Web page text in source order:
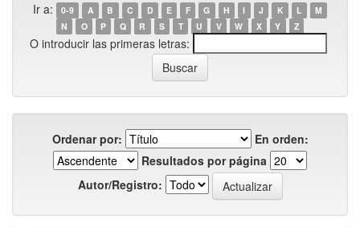
Ir a: 0-9 A B C D E F G H I J K L
M
N
O P Q R S T U V W X Y Z
O introducir las primeras letras:
Ordenar por:
En orden:
Resultados por página
Autor/Registro: